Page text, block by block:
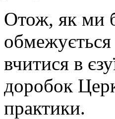
Отож, як ми
вчитися в
доробок
практики.